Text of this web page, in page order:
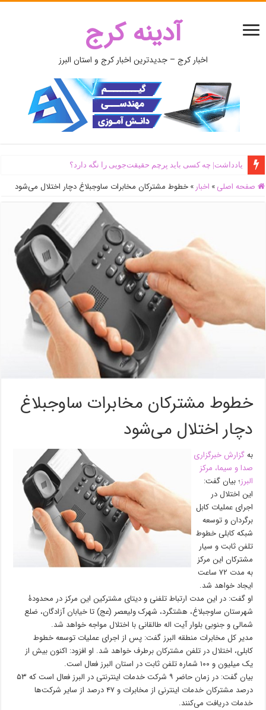
آدینه کرج
اخبار کرج – جدیدترین اخبار کرج و استان البرز
یادداشت| ‌چه کسی باید پرچم حقیقت‌جویی را نگه دارد؟
صفحه اصلی » اخبار » خطوط مشترکان مخابرات ساوجبلاغ دچار اختلال می‌شود
خطوط مشترکان مخابرات ساوجبلاغ
دچار اختلال می‌شود
بهگزارش خبرگزاری
صدا و سیما، مرکز
البرز؛ بیان گفت:
این اختلال در
اجرای عملیات کابل
برگردان و توسعه
شبکه کابلی خطوط
تلفن ثابت و سیار
مشترکان این مرکز
به مدت ۷۲ ساعت
ایجاد خواهد شد.
او گفت: در این مدت ارتباط تلفنی و دیتای مشترکین این مرکز در محدودۀ
شهرستان ساوجبلاغ، هشتگرد، شهرک ولیعصر (عج) تا خیابان آزادگان، ضلع
شمالی و جنوبی بلوار آیت اله طالقانی با اختلال مواجه خواهد شد.
مدیر کل مخابرات منطقه البرز گفت: پس از اجرای عملیات توسعه خطوط
کابلی، اختلال در تلفن مشترکان برطرف خواهد شد. او افزود: اکنون بیش از
یک میلیون و ۱۰۰ شماره تلفن ثابت در استان البرز فعال است.
بیان گفت: در زمان حاضر ۹ شرکت خدمات اینترنتی در البرز فعال است که ۵۳
درصد مشترکان خدمات اینترنی از مخابرات و ۴۷ درصد از سایر شرکت‌ها
خدمات دریافت می‌کنند.